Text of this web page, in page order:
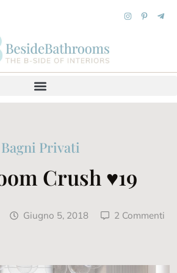
Bagni Privati
Crush ♥19
Giugno 5, 2018 2 Commenti